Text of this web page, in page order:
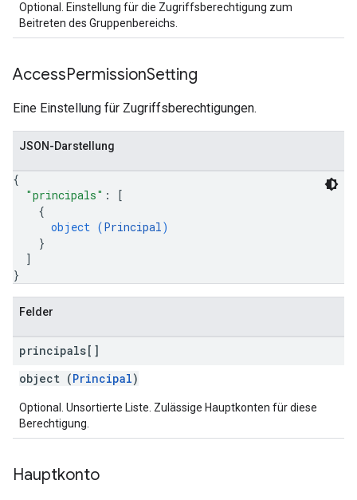
Optional. Einstellung für die Zugriffsberechtigung zum
Beitreten des Gruppenbereichs.
AccessPermissionSetting
Eine Einstellung für Zugriffsberechtigungen.
JSON-Darstellung
{
"principals" :
[
{
object (Principal)
}
]
}
Felder
principals[]
object (Principal)
Optional. Unsortierte Liste. Zulässige Hauptkonten für diese
Berechtigung.
Hauptkonto